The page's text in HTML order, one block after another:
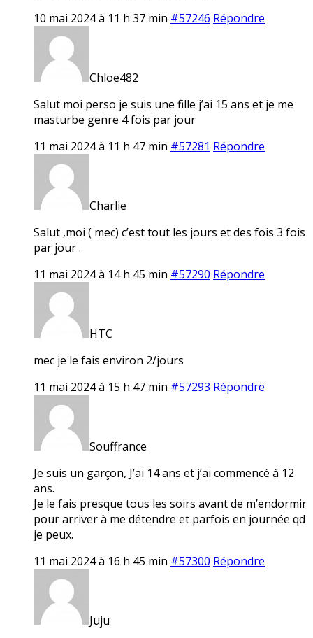
10 mai 2024 à 11 h 37 min #57246 Répondre
Chloe482
Salut moi perso je suis une fille j’ai 15 ans et je me
masturbe genre 4 fois par jour
11 mai 2024 à 11 h 47 min #57281 Répondre
Charlie
Salut ,moi ( mec) c’est tout les jours et des fois 3 fois
par jour .
11 mai 2024 à 14 h 45 min #57290 Répondre
HTC
mec je le fais environ 2/jours
11 mai 2024 à 15 h 47 min #57293 Répondre
Souffrance
Je suis un garçon, J’ai 14 ans et j’ai commencé à 12
ans.
Je le fais presque tous les soirs avant de m’endormir
pour arriver à me détendre et parfois en journée qd
je peux.
11 mai 2024 à 16 h 45 min #57300 Répondre
Juju